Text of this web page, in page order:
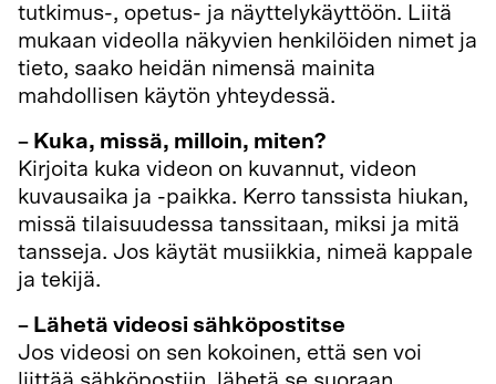
tutkimus-, opetus- ja näyttelykäyttöön. Liitä
mukaan videolla näkyvien henkilöiden nimet ja
tieto, saako heidän nimensä mainita
mahdollisen käytön yhteydessä.
– Kuka, missä, milloin, miten?
Kirjoita kuka videon on kuvannut, videon
kuvausaika ja -paikka. Kerro tanssista hiukan,
missä tilaisuudessa tanssitaan, miksi ja mitä
tansseja. Jos käytät musiikkia, nimeä kappale
ja tekijä.
– Lähetä videosi sähköpostitse
Jos videosi on sen kokoinen, että sen voi